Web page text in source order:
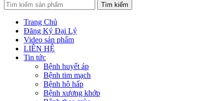
Tìm kiếm
Trang Chủ
Đăng Ký Đại Lý
Video sản phẩm
LIÊN HỆ
Tin tức
Bệnh huyết áp
Bệnh tim mạch
Bệnh hô hấp
Bệnh xương khớp